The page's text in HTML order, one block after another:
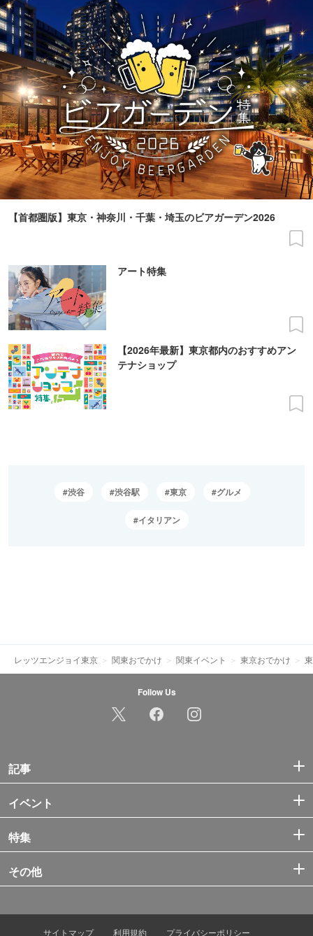
【首都圏版】東京・神奈川・千葉・埼玉のビアガーデン2026
アート特集
【2026年最新】東京都内のおすすめアン
テナショップ
渋谷 渋谷駅 東京 グルメ
イタリアン
レッツエンジョイ東京 関東おでかけ 関東イベント 東京おでかけ
Follow Us
記事
イベント
特集
その他
サイトマップ 利用規約 プライバシーポリシー